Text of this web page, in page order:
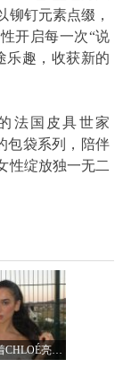
铆钉元素点缀，
开启每一次“说
乐趣，收获新的
法国皮具世家
包袋系列，陪伴
性绽放独一无二
DUA LIPA身着CHLOÉ亮相 2026 SUNNY HILL 音乐节